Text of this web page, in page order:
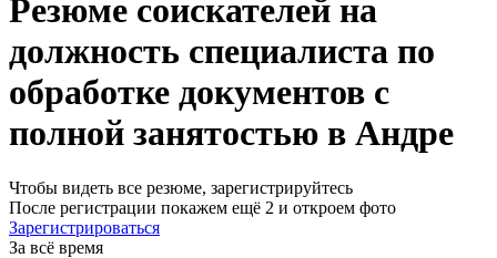
Резюме соискателей на
должность специалиста по
обработке документов с
полной занятостью в Андре
Чтобы видеть все резюме, зарегистрируйтесь
После регистрации покажем ещё 2 и откроем фото
Зарегистрироваться
За всё время